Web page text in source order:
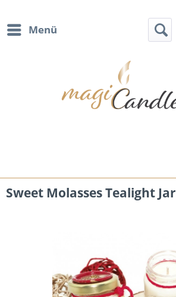
Menü
Sweet Molasses Tealight Jar